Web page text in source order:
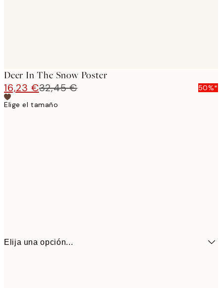
Deer In The Snow Poster
16,23 €32,45 €
50%*
Elige el tamaño
Elija una opción...